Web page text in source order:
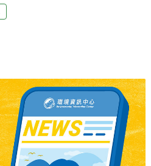
」，會議主軸從全球抗疫經驗
降、經濟不平等、科技創新、
較難發展風力、太陽能等再生
燃料也難以全面被取代。廖俊
」，包括碳捕獲、空氣中捕碳